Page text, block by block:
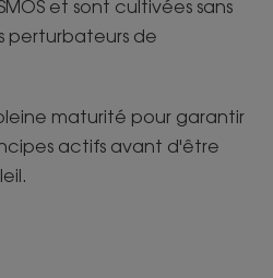
et sont cultivées sans
perturbateurs de
maturité pour garantir
actifs avant d'être